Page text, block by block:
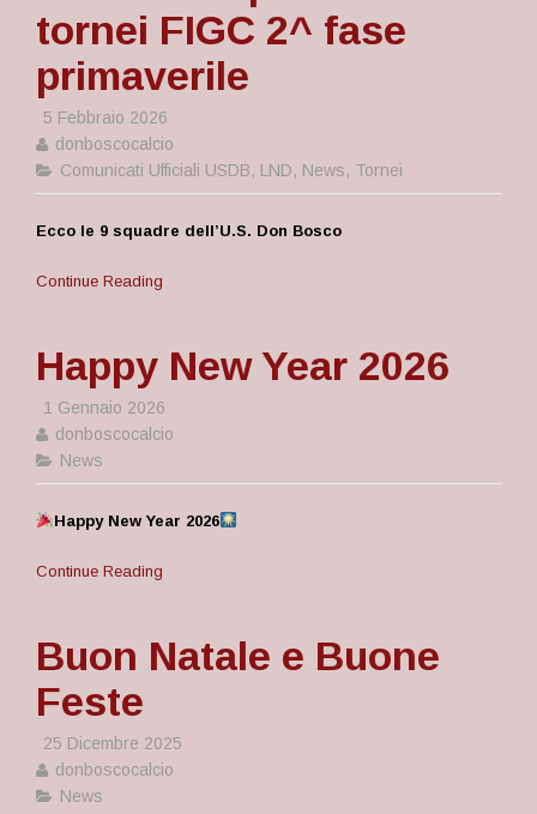
tornei FIGC 2^ fase
primaverile
5 Febbraio 2026
donboscocalcio
Comunicati Ufficiali USDB, LND, News, Tornei
Ecco le 9 squadre dell’U.S. Don Bosco
Continue Reading
Happy New Year 2026
1 Gennaio 2026
donboscocalcio
News
Happy New Year 2026
Continue Reading
Buon Natale e Buone
Feste
25 Dicembre 2025
donboscocalcio
News